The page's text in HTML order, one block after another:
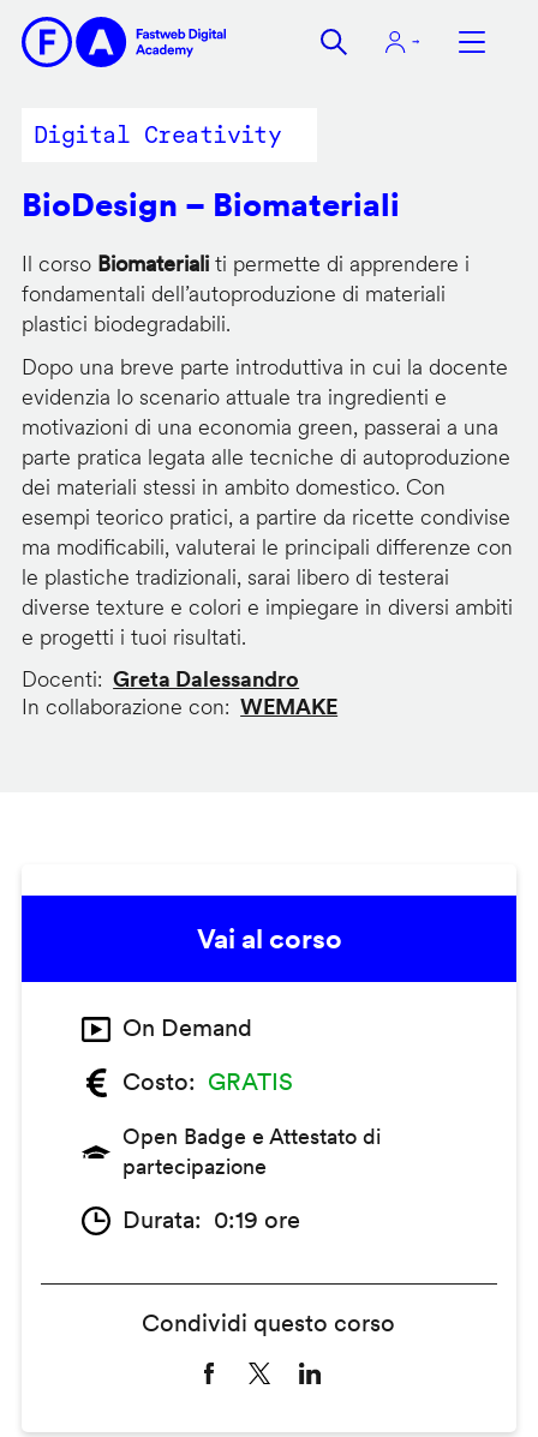
contenuto
Digital Creativity
BioDesign – Biomateriali
Il corso Biomaterialiti permette di apprendere i
fondamentali dell’autoproduzione di materiali
plastici biodegradabili.
Dopo una breve parte introduttiva in cui la docente
evidenzia lo scenario attuale tra ingredienti e
motivazioni di una economia green, passerai a una
parte pratica legata alle tecniche di autoproduzione
dei materiali stessi in ambito domestico. Con
esempi teorico pratici, a partire da ricette condivise
ma modificabili, valuterai le principali differenze con
le plastiche tradizionali, sarai libero di testerai
diverse texture e colori e impiegare in diversi ambiti
e progetti i tuoi risultati.
Docenti
Greta Dalessandro
In collaborazione con
WEMAKE
Vai al corso
On Demand
Costo
GRATIS
Open Badge e Attestato di
partecipazione
Durata 0:19 ore
Condividi questo corso